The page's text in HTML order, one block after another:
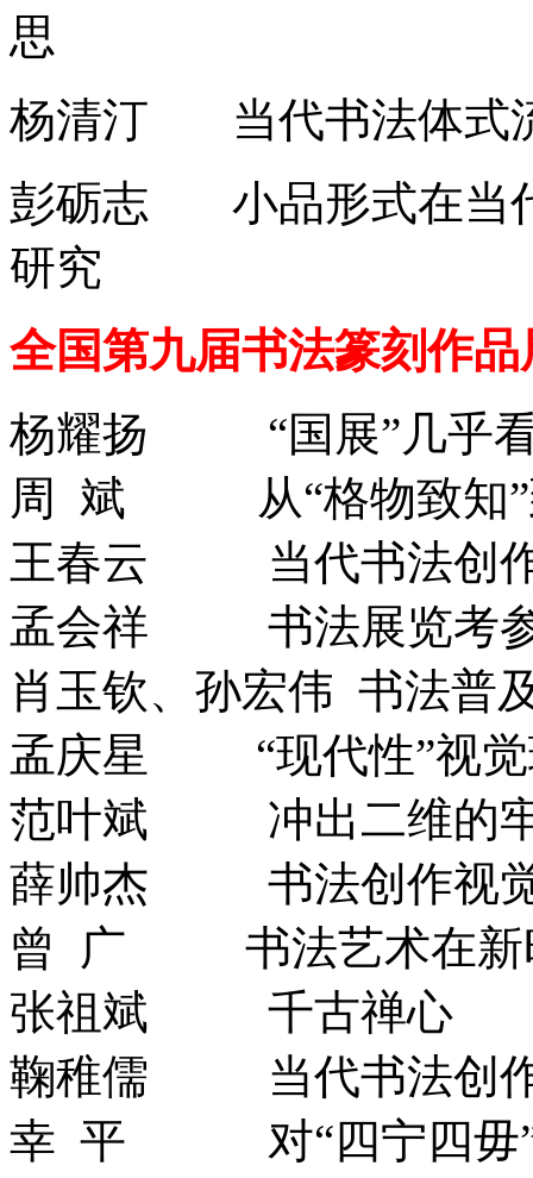
思
杨清汀 当代书法体式
彭砺志 小品形式在当
研究
全国第九届书法篆刻作
杨耀扬 “国展”几乎看
周 斌 从“格物致知”
王春云 当代书法创作
孟会祥 书法展览考
肖玉钦、孙宏伟 书法普
孟庆星 “现代性”视觉
范叶斌 冲出二维的
薛帅杰 书法创作视觉
曾 广 书法艺术在新
张祖斌 千古禅心
鞠稚儒 当代书法创作
幸 平 对“四宁四毋”